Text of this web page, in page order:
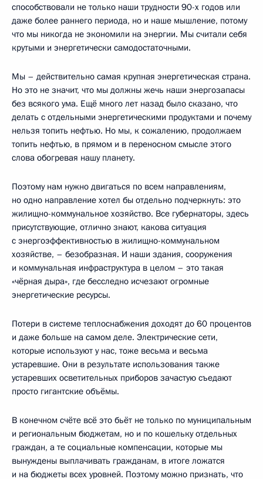
способствовали не только наши трудности 90-х годов или
даже более раннего периода, но и наше мышление, потому
что мы никогда не экономили на энергии. Мы считали себя
крутыми и энергетически самодостаточными.
Мы – действительно самая крупная энергетическая страна.
Но это не значит, что мы должны жечь наши энергозапасы
без всякого ума. Ещё много лет назад было сказано, что
делать с отдельными энергетическими продуктами и почему
нельзя топить нефтью. Но мы, к сожалению, продолжаем
топить нефтью, в прямом и в переносном смысле этого
слова обогревая нашу планету.
Поэтому нам нужно двигаться по всем направлениям,
но одно направление хотел бы отдельно подчеркнуть: это
жилищно-коммунальное хозяйство. Все губернаторы, здесь
присутствующие, отлично знают, какова ситуация
с энергоэффективностью в жилищно-коммунальном
хозяйстве, – безобразная. И наши здания, сооружения
и коммунальная инфраструктура в целом – это такая
«чёрная дыра», где бесследно исчезают огромные
энергетические ресурсы.
Потери в системе теплоснабжения доходят до 60 процентов
и даже больше на самом деле. Электрические сети,
которые используют у нас, тоже весьма и весьма
устаревшие. Они в результате использования также
устаревших осветительных приборов зачастую съедают
просто гигантские объёмы.
В конечном счёте всё это бьёт не только по муниципальным
и региональным бюджетам, но и по кошельку отдельных
граждан, а те социальные компенсации, которые мы
вынуждены выплачивать гражданам, в итоге ложатся
и на бюджеты всех уровней. Поэтому можно признать, что